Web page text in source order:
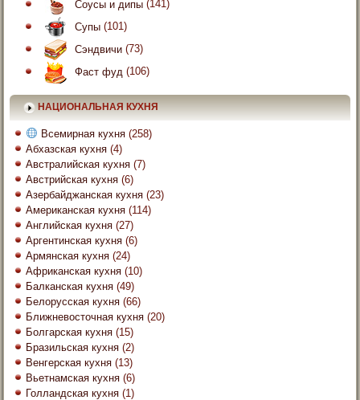
Соусы и дипы (141)
Супы (101)
Сэндвичи (73)
Фаст фуд (106)
НАЦИОНАЛЬНАЯ КУХНЯ
Всемирная кухня (258)
Абхазская кухня (4)
Австралийская кухня (7)
Австрийская кухня (6)
Азербайджанская кухня (23)
Американская кухня (114)
Английская кухня (27)
Аргентинская кухня (6)
Армянская кухня (24)
Африканская кухня (10)
Балканская кухня (49)
Белорусская кухня (66)
Ближневосточная кухня (20)
Болгарская кухня (15)
Бразильская кухня (2)
Венгерская кухня (13)
Вьетнамская кухня (6)
Голландская кухня (1)